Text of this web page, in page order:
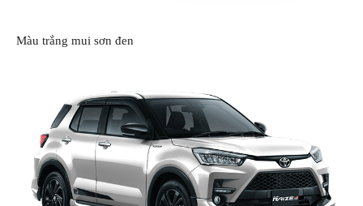
Màu trắng mui sơn đen